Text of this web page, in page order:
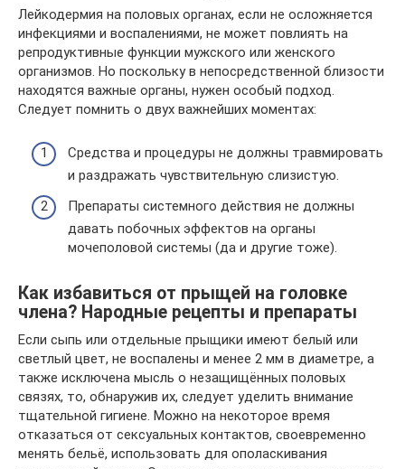
Лейкодермия на половых органах, если не осложняется
инфекциями и воспалениями, не может повлиять на
репродуктивные функции мужского или женского
организмов. Но поскольку в непосредственной близости
находятся важные органы, нужен особый подход.
Следует помнить о двух важнейших моментах:
Средства и процедуры не должны травмировать
и раздражать чувствительную слизистую.
Препараты системного действия не должны
давать побочных эффектов на органы
мочеполовой системы (да и другие тоже).
Как избавиться от прыщей на головке
члена? Народные рецепты и препараты
Если сыпь или отдельные прыщики имеют белый или
светлый цвет, не воспалены и менее 2 мм в диаметре, а
также исключена мысль о незащищённых половых
связях, то, обнаружив их, следует уделить внимание
тщательной гигиене. Можно на некоторое время
отказаться от сексуальных контактов, своевременно
менять бельё, использовать для ополаскивания